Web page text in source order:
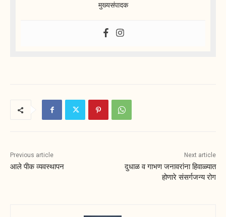
मुख्यसंपादक
Previous article
आले पीक व्यवस्थापन
Next article
दुधाळ व गाभण जनावरांना हिवाळ्यात
होणारे संसर्गजन्य रोग